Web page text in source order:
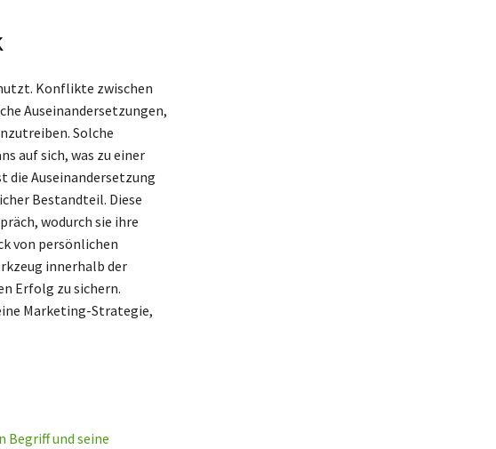
Konflikte zwischen
Auseinandersetzungen,
Solche
auf sich, was zu einer
die Auseinandersetzung
Bestandteil. Diese
wodurch sie ihre
von persönlichen
innerhalb der
Erfolg zu sichern.
Marketing-Strategie,
Begriff und seine